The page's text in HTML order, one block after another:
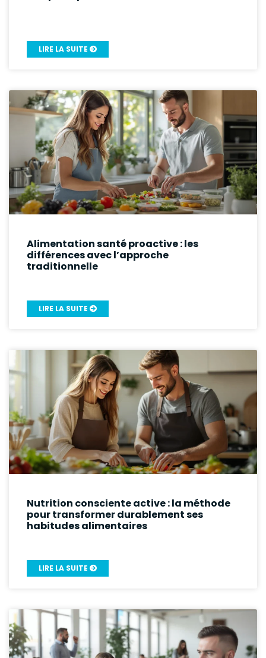
LIRE LA SUITE
Alimentation santé proactive : les
différences avec l’approche
traditionnelle
LIRE LA SUITE
Nutrition consciente active : la méthode
pour transformer durablement ses
habitudes alimentaires
LIRE LA SUITE